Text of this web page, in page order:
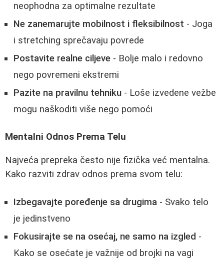
neophodna za optimalne rezultate
Ne zanemarujte mobilnost i fleksibilnost - Joga
i stretching sprečavaju povrede
Postavite realne ciljeve - Bolje malo i redovno
nego povremeni ekstremi
Pazite na pravilnu tehniku - Loše izvedene vežbe
mogu naškoditi više nego pomoći
Mentalni Odnos Prema Telu
Najveća prepreka često nije fizička već mentalna.
Kako razviti zdrav odnos prema svom telu:
Izbegavajte poređenje sa drugima - Svako telo
je jedinstveno
Fokusirajte se na osećaj, ne samo na izgled -
Kako se osećate je važnije od brojki na vagi